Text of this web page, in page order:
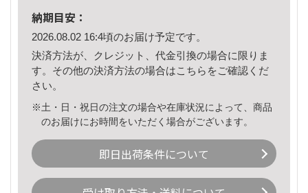
納期目安：
2026.08.02 16:4頃のお届け予定です。
決済方法が、クレジット、代金引換の場合に限りま
す。その他の決済方法の場合はこちら をご確認くだ
さい。
※土・日・祝日の注文の場合や在庫状況によって、商品
のお届けにお時間をいただく場合がございます。
即日出荷条件について